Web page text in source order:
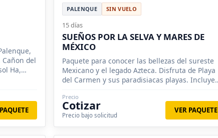
Cañon del
Ha,
PALENQUE SIN VUELO
15 días
SUEÑOS POR LA SELVA Y MARES DE
MÉXICO
Paquete para conocer las bellezas del sureste
Mexicano y el legado Azteca. Disfruta de Playa
del Carmen y sus paradisiacas playas. Incluye
Precio
Cotizar
Precio bajo solicitud
VER PAQUETE